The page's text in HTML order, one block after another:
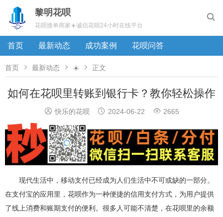

黎明花呗
花呗接单商家☀️诚信花呗24小时在线平台
首页 最新动态 成功案例 花呗问答
首页  最新动态  ☀️  正文
如何在花呗里转账到银行卡？教你轻松操作
 快乐的花呗  2024-06-22  2665
现代生活中，移动支付已经成为人们生活中不可或缺的一部分。
在支付宝的应用里，花呗作为一种便捷的信用支付方式，为用户提供
了线上消费和账期支付的便利。很多人可能不清楚，在花呗里的余额